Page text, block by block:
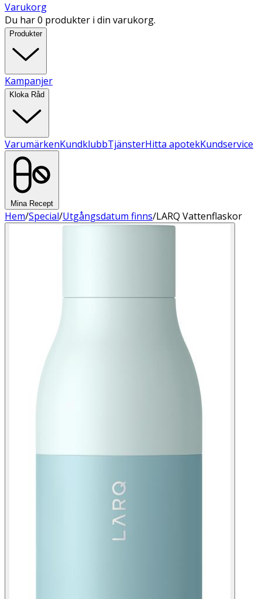
Varukorg
Du har 0 produkter i din varukorg.
Produkter
Kampanjer
Kloka Råd
VarumärkenKundklubbTjänsterHitta apotekKundservice
Mina Recept
Hem/Special/Utgångsdatum finns/LARQ Vattenflaskor